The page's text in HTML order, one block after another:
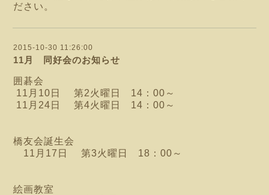
ださい。
2015-10-30 11:26:00
11月 同好会のお知らせ
囲碁会
11月10日 第2火曜日 14：00～
11月24日 第4火曜日 14：00～
橋友会誕生会
11月17日 第3火曜日 18：00～
絵画教室